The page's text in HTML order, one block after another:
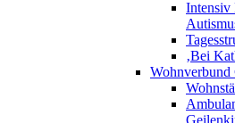
Intensiv
‚Bei
Wohnverbund